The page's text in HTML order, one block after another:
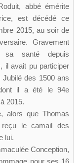
abbé émérite
est décédé ce
2015, au soir de
Gravement
sa santé depuis
il avait pu participer
des 1500 ans
il a été le 94e
2015.
alors que Thomas
le camail des
lui.
Conception,
pour ses 16